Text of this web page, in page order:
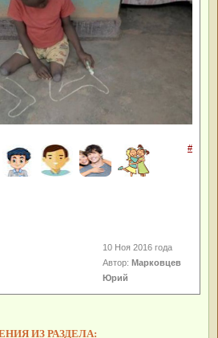
#
10 Ноя 2016 года
Автор:Марковцев
Юрий
ИЗ РАЗДЕЛА: